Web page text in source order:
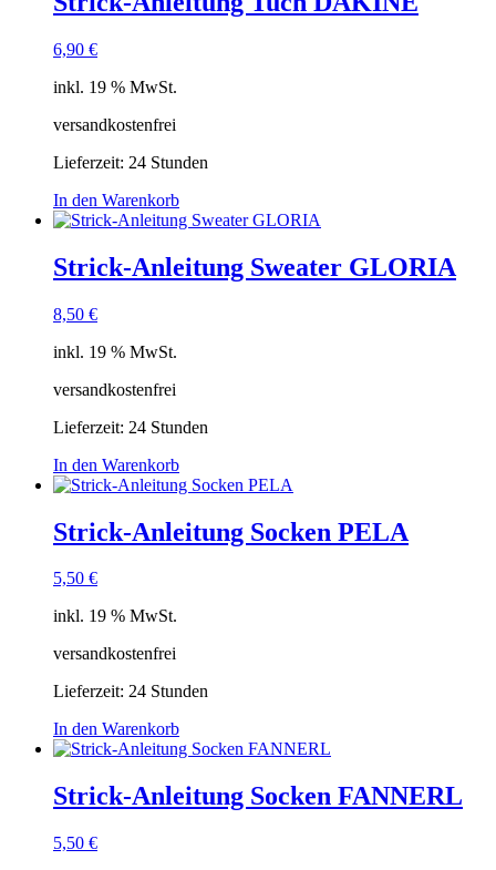
6,90 €
inkl. 19 % MwSt.
versandkostenfrei
Lieferzeit: 24 Stunden
In den Warenkorb
Strick-Anleitung Sweater GLORIA
8,50 €
inkl. 19 % MwSt.
versandkostenfrei
Lieferzeit: 24 Stunden
In den Warenkorb
Strick-Anleitung Socken PELA
5,50 €
inkl. 19 % MwSt.
versandkostenfrei
Lieferzeit: 24 Stunden
In den Warenkorb
Strick-Anleitung Socken FANNERL
5,50 €